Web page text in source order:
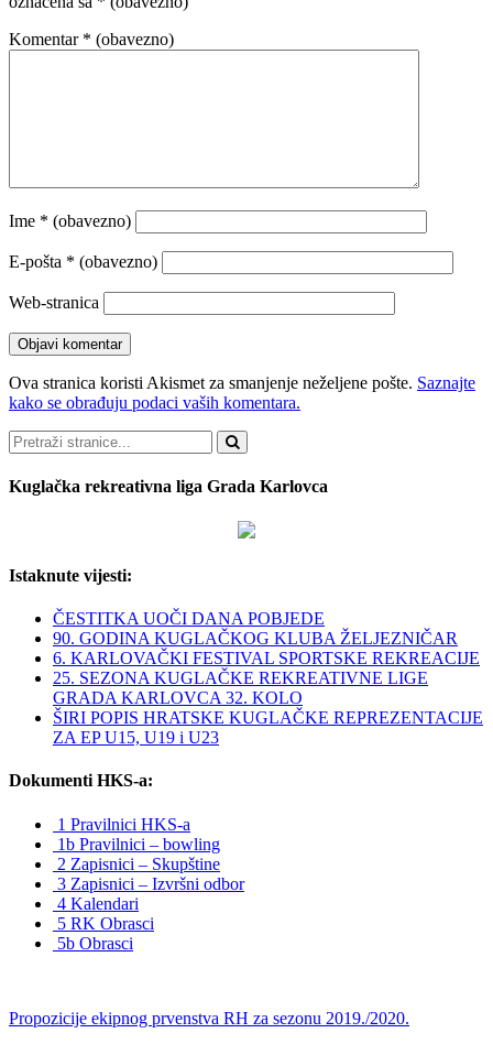
Komentar * (obavezno)
Ime * (obavezno)
E-pošta * (obavezno)
Web-stranica
Ova stranica koristi Akismet za smanjenje neželjene pošte. Saznajte
kako se obrađuju podaci vaših komentara.
Pretraži
Kuglačka rekreativna liga Grada Karlovca
Istaknute vijesti:
ČESTITKA UOČI DANA POBJEDE
90. GODINA KUGLAČKOG KLUBA ŽELJEZNIČAR
6. KARLOVAČKI FESTIVAL SPORTSKE REKREACIJE
25. SEZONA KUGLAČKE REKREATIVNE LIGE
GRADA KARLOVCA 32. KOLO
ŠIRI POPIS HRATSKE KUGLAČKE REPREZENTACIJE
ZA EP U15, U19 i U23
Dokumenti HKS-a:
1 Pravilnici HKS-a
1b Pravilnici – bowling
2 Zapisnici – Skupštine
3 Zapisnici – Izvršni odbor
4 Kalendari
5 RK Obrasci
5b Obrasci
Propozicije ekipnog prvenstva RH za sezonu 2019./2020.